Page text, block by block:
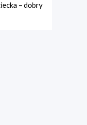
– dobry